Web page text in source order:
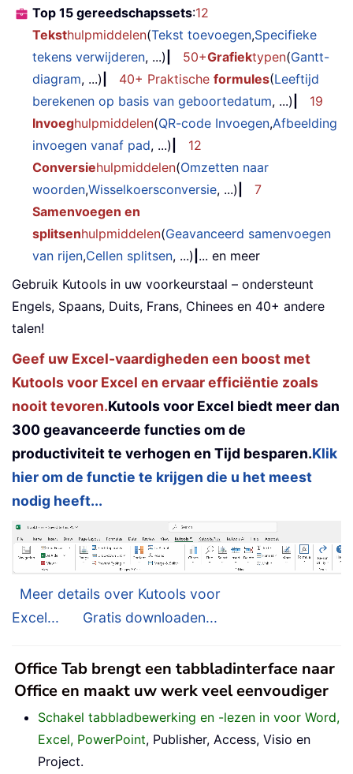
Top 15 gereedschapssets:12
Teksthulpmiddelen(Tekst toevoegen,Specifieke
tekens verwijderen, ...) 50+Grafiektypen(Gantt-
diagram, ...) 40+ Praktische formules(Leeftijd
berekenen op basis van geboortedatum, ...)
19
Invoeghulpmiddelen(QR-code Invoegen,Afbeelding
invoegen vanaf pad, ...)
12
Conversiehulpmiddelen(Omzetten naar
woorden,Wisselkoersconversie, ...)
7
Samenvoegen en
splitsenhulpmiddelen(Geavanceerd samenvoegen
van rijen,Cellen splitsen, ...) ... en meer
Gebruik Kutools in uw voorkeurstaal – ondersteunt
Engels, Spaans, Duits, Frans, Chinees en 40+ andere
talen!
Geef uw Excel-vaardigheden een boost met
Kutools voor Excel en ervaar efficiëntie zoals
nooit tevoren.Kutools voor Excel biedt meer dan
300 geavanceerde functies om de
productiviteit te verhogen en Tijd besparen.Klik
hier om de functie te krijgen die u het meest
nodig heeft...
Meer details over Kutools voor
Excel...
Gratis downloaden...
Office Tab brengt een tabbladinterface naar
Office en maakt uw werk veel eenvoudiger
Schakel tabbladbewerking en -lezen in voor Word,
Excel, PowerPoint, Publisher, Access, Visio en
Project.